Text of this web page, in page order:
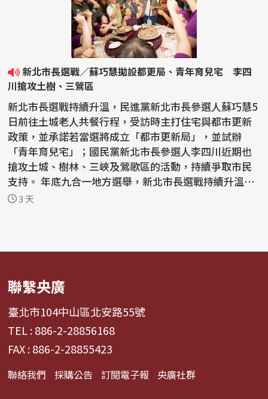
川搶攻土樹、三鶯區
新北市長選戰持續升溫，民進黨新北市長參選人蘇巧慧5
日前往土城老人共餐行程，受訪時主打住宅與都市更新
政策，並承諾若當選將成立「都市更新局」，並試辦
「青年育兒宅」；國民黨新北市長參選人李四川近期也
搶攻土城、樹林、三峽及鶯歌區的活動，持續爭取市民
支持。 年底九合一地方選舉，新北市長選戰持續升溫，
民進黨...
3 天
聯繫央廣
臺北市104中山區北安路55號
TEL : 886-2-28856168
FAX : 886-2-28855423
聯絡我們 採購公告 訂閱電子報 央廣社群